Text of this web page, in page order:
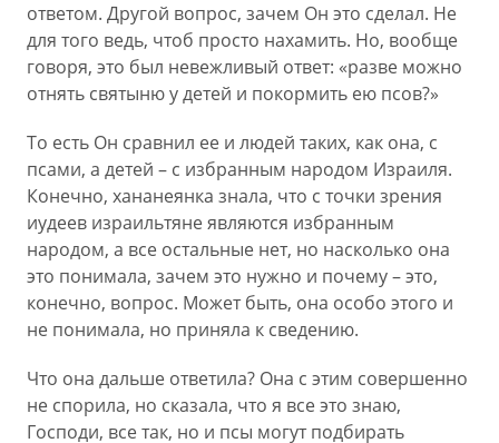
ответом. Другой вопрос, зачем Он это сделал. Не
для того ведь, чтоб просто нахамить. Но, вообще
говоря, это был невежливый ответ: «разве можно
отнять святыню у детей и покормить ею псов?»
То есть Он сравнил ее и людей таких, как она, с
псами, а детей – с избранным народом Израиля.
Конечно, хананеянка знала, что с точки зрения
иудеев израильтяне являются избранным
народом, а все остальные нет, но насколько она
это понимала, зачем это нужно и почему – это,
конечно, вопрос. Может быть, она особо этого и
не понимала, но приняла к сведению.
Что она дальше ответила? Она с этим совершенно
не спорила, но сказала, что я все это знаю,
Господи, все так, но и псы могут подбирать